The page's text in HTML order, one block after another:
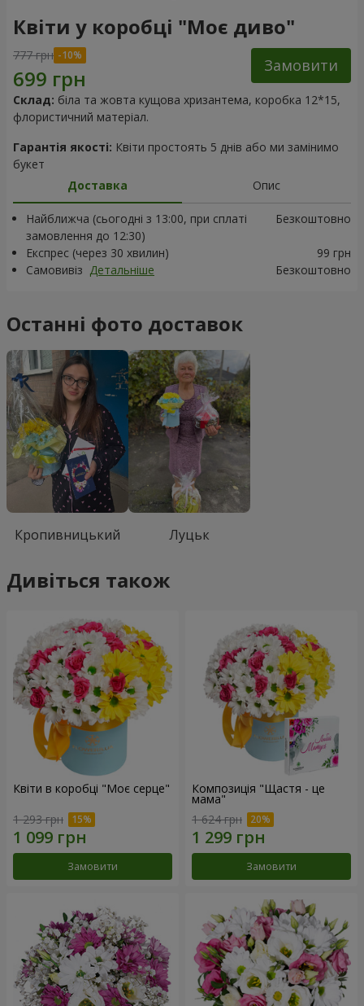
Квіти у коробці "Моє диво"
777 грн
Замовити
Склад: біла та жовта кущова хризантема, коробка 12*15,
флористичний матеріал.
Гарантія якості: Квіти простоять 5 днів або ми замінимо
букет
Доставка
Опис
Найближча (сьогодні з 13:00, при сплаті
замовлення до 12:30)
Безкоштовно
Експрес (через 30 хвилин)
99 грн
Самовивіз Детальніше Безкоштовно
Останні фото доставок
Кропивницький Луцьк
Дивіться також
Квіти в коробці "Моє серце"
1 293 грн
Замовити
Композиція "Щастя - це
мама"
1 624 грн
Замовити